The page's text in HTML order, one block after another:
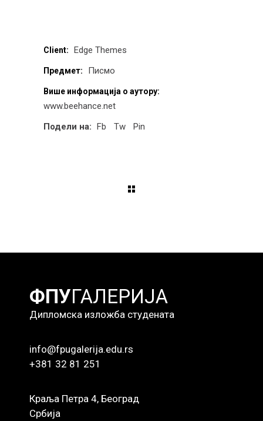
Client: Edge Themes
Предмет: Писмо
Више информација о аутору:
www.beehance.net
Подели на: Fb Tw Pin
ФПУГАЛЕРИЈА
Дипломска изложба студената
info@fpugalerija.edu.rs
+381 32 81 251
Краља Петра 4, Београд
Србија